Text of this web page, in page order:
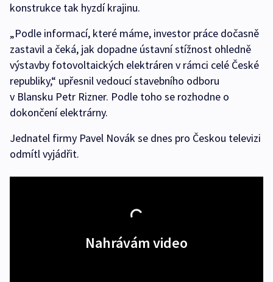
konstrukce tak hyzdí krajinu.
„Podle informací, které máme, investor práce dočasně
zastavil a čeká, jak dopadne ústavní stížnost ohledně
výstavby fotovoltaických elektráren v rámci celé České
republiky,“ upřesnil vedoucí stavebního odboru
v Blansku Petr Rizner. Podle toho se rozhodne o
dokončení elektrárny.
Jednatel firmy Pavel Novák se dnes pro Českou televizi
odmítl vyjádřit.
Nahrávám video